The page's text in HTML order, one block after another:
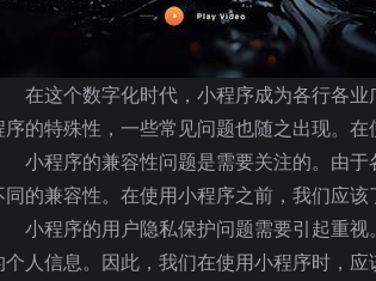
在这个数字化时代，小程序成为各行各
序的特殊性，一些常见问题也随之出现。
小程序的兼容性问题是需要关注的。由
同的兼容性。在使用小程序之前，我们应
小程序的用户隐私保护问题需要引起重
个人信息。因此，我们在使用小程序时，